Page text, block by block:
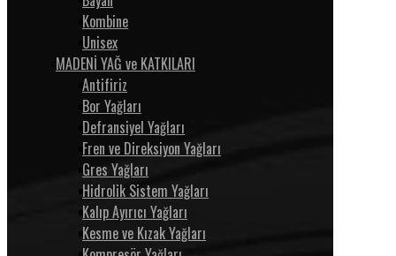
Kombine
Unisex
MADENİ YAĞ ve KATKILARI
Antifiriz
Bor Yağları
Defransiyel Yağları
Fren ve Direksiyon Yağları
Gres Yağları
Hidrolik Sistem Yağları
Kalıp Ayırıcı Yağları
Kesme ve Kızak Yağları